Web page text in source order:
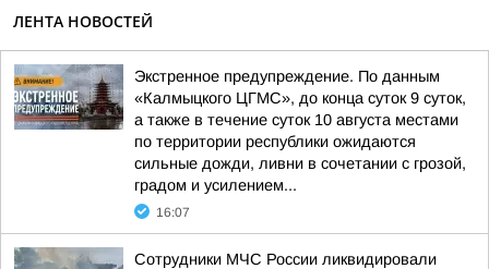
ЛЕНТА НОВОСТЕЙ
Экстренное предупреждение. По данным
«Калмыцкого ЦГМС», до конца суток 9 суток,
а также в течение суток 10 августа местами
по территории республики ожидаются
сильные дожди, ливни в сочетании с грозой,
градом и усилением...
16:07
Сотрудники МЧС России ликвидировали